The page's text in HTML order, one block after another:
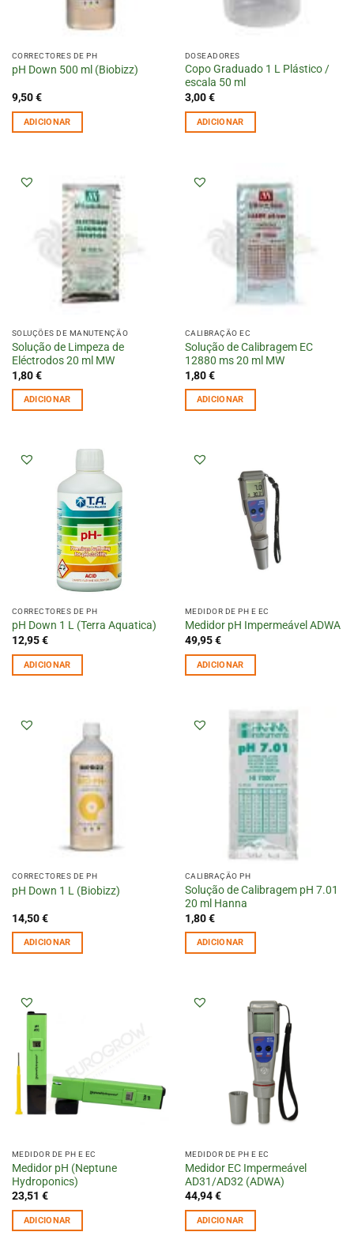
CORRECTORES DE PH
pH Down 500 ml (Biobizz)
9,50€
ADICIONAR
DOSEADORES
Copo Graduado 1 L Plástico /
escala 50 ml
3,00€
ADICIONAR
SOLUÇÕES DE MANUTENÇÃO
Solução de Limpeza de
Eléctrodos 20 ml MW
1,80€
ADICIONAR
CALIBRAÇÃO EC
Solução de Calibragem EC
12880 ms 20 ml MW
1,80€
ADICIONAR
CORRECTORES DE PH
pH Down 1 L (Terra Aquatica)
12,95€
ADICIONAR
MEDIDOR DE PH E EC
Medidor pH Impermeável ADWA
49,95€
ADICIONAR
CORRECTORES DE PH
pH Down 1 L (Biobizz)
14,50€
ADICIONAR
CALIBRAÇÃO PH
Solução de Calibragem pH 7.01
20 ml Hanna
1,80€
ADICIONAR
MEDIDOR DE PH E EC
Medidor pH (Neptune
Hydroponics)
23,51 €
ADICIONAR
MEDIDOR DE PH E EC
Medidor EC Impermeável
AD31/AD32 (ADWA)
44,94€
ADICIONAR